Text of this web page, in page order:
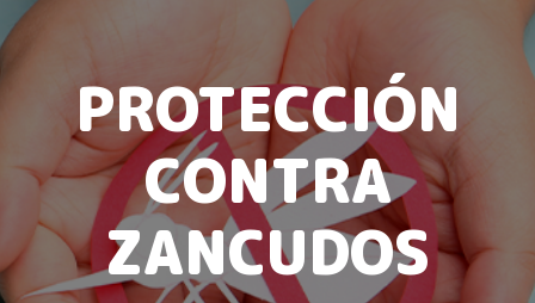
PROTECCIÓN
CONTRA
ZANCUDOS